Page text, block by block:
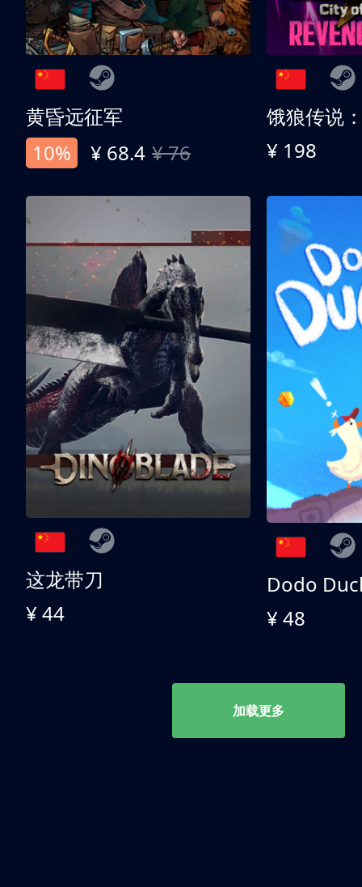
黄昏远征军
10%
¥ 68.4 ¥ 76 ¥ 198
这龙带刀
¥ 44
Dodo
¥ 48
加载更多